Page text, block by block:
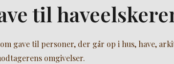
til
gave til personer, der går op i hus, have,
omgivelser.